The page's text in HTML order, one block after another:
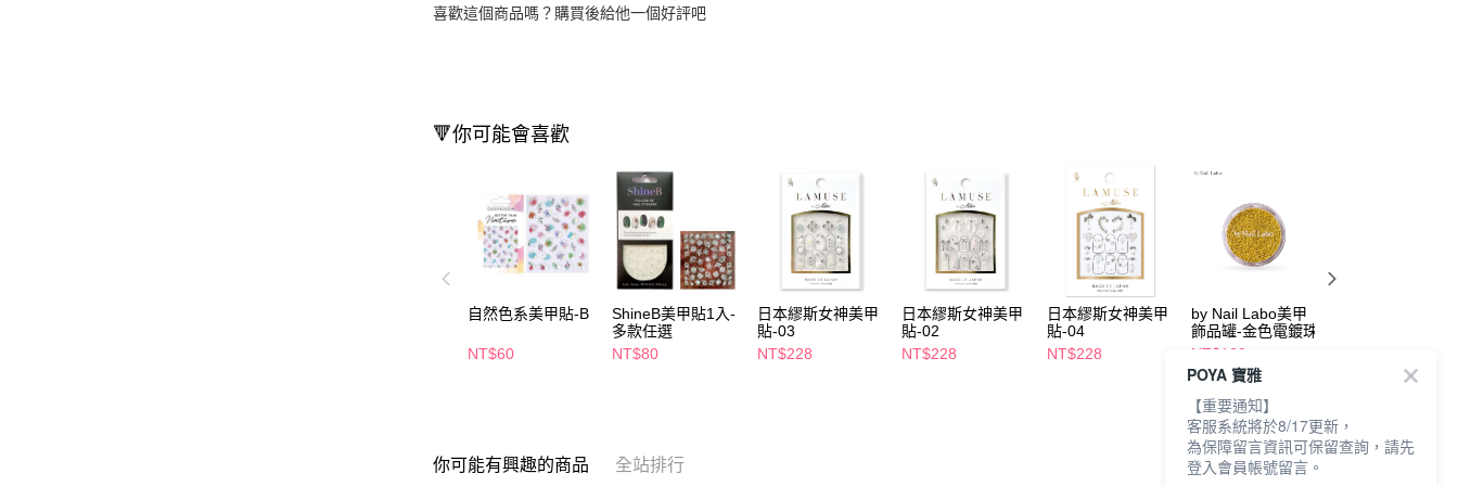
喜歡這個商品嗎？購買後給他一個好評吧
🔻你可能會喜歡
自然色系美甲貼-B
NT$60
ShineB美甲貼1入-
多款任選
NT$80
日本繆斯女神美甲
貼-03
NT$228
日本繆斯女神美甲
貼-02
NT$228
日本繆斯女神美甲
貼-04
NT$228
by Nail Labo美甲
飾品罐-金色電鍍珠
NT$129
你可能有興趣的商品 全站排行
POYA 寶雅
【重要通知】
客服系統將於8/17更新，
為保障留言資訊可保留查詢，請先
登入會員帳號留言。